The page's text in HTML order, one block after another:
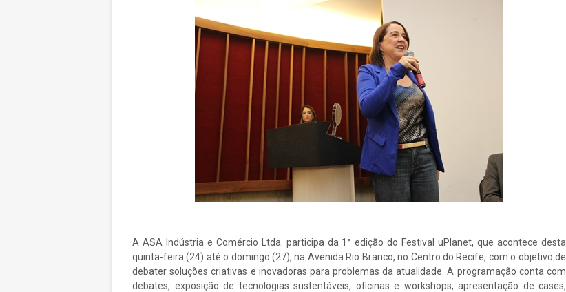
A ASA Indústria e Comércio Ltda. participa da 1ª edição do Festival uPlanet, que acontece desta
quinta-feira (24) até o domingo (27), na Avenida Rio Branco, no Centro do Recife, com o objetivo de
debater soluções criativas e inovadoras para problemas da atualidade. A programação conta com
debates, exposição de tecnologias sustentáveis, oficinas e workshops, apresentação de cases,